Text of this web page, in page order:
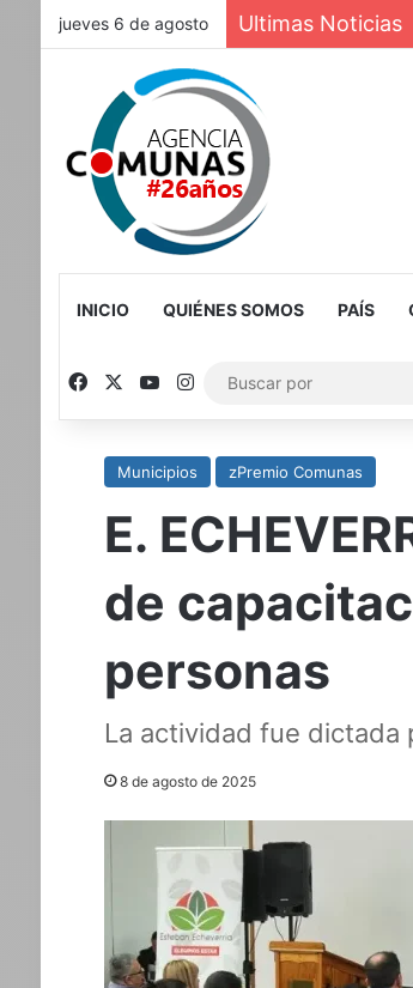
jueves 6 de agosto Ultimas Noticias
INICIO QUIÉNES SOMOS PAÍS
FacebookYouTube
Instagram
Municipios zPremio Comunas
E.
de
personas
La actividad fue dictada
8 de agosto de 2025